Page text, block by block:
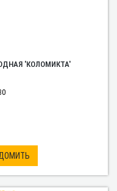
'КОЛОМИКТА'